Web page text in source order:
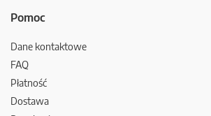
Pomoc
Dane kontaktowe
FAQ
Płatność
Dostawa